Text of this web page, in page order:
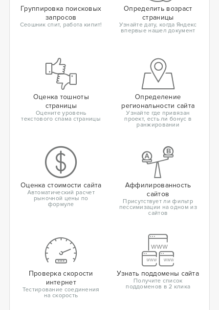
Группировка поисковых
запросов
Сеошник спит, работа кипит!
Определить возраст
страницы
Узнайте дату, когда Яндекс
впервые нашел документ
Оценка тошноты
страницы
Оцените уровень
текстового спама страницы
Определение
региональности сайта
Узнайте где привязан
проект, есть ли бонус в
ранжировании
Оценка стоимости сайта
Автоматический расчет
рыночной цены по
формуле
Аффилированность
сайтов
Присутствует ли фильтр
пессимизации на одном из
сайтов
Проверка скорости
интернет
Тестирование соединения
на скорость
Узнать поддомены сайта
Получите список
поддоменов в 2 клика